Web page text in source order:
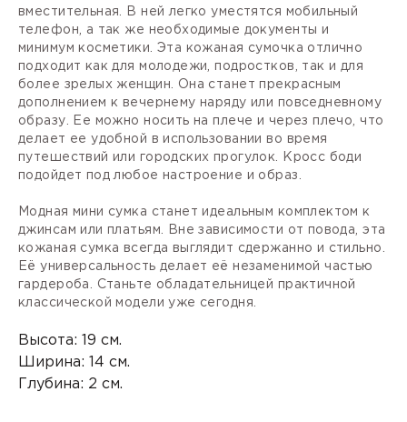
вместительная. В ней легко уместятся мобильный
телефон, а так же необходимые документы и
минимум косметики. Эта кожаная сумочка отлично
подходит как для молодежи, подростков, так и для
более зрелых женщин. Она станет прекрасным
дополнением к вечернему наряду или повседневному
образу. Ее можно носить на плече и через плечо, что
делает ее удобной в использовании во время
путешествий или городских прогулок. Кросс боди
подойдет под любое настроение и образ.
Модная мини сумка станет идеальным комплектом к
джинсам или платьям. Вне зависимости от повода, эта
кожаная сумка всегда выглядит сдержанно и стильно.
Её универсальность делает её незаменимой частью
гардероба. Станьте обладательницей практичной
классической модели уже сегодня.
Высота: 19 см.
Ширина: 14 см.
Глубина: 2 см.